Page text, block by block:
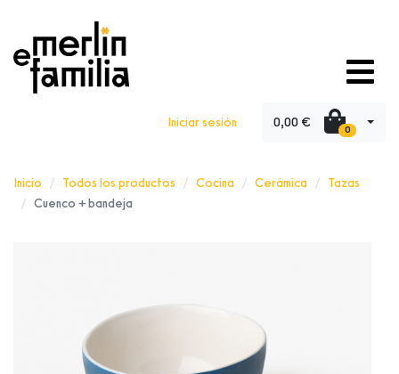
Iniciar sesión 0,00 € 0
Inicio Todos los productos Cocina Cerámica
Tazas
Cuenco + bandeja